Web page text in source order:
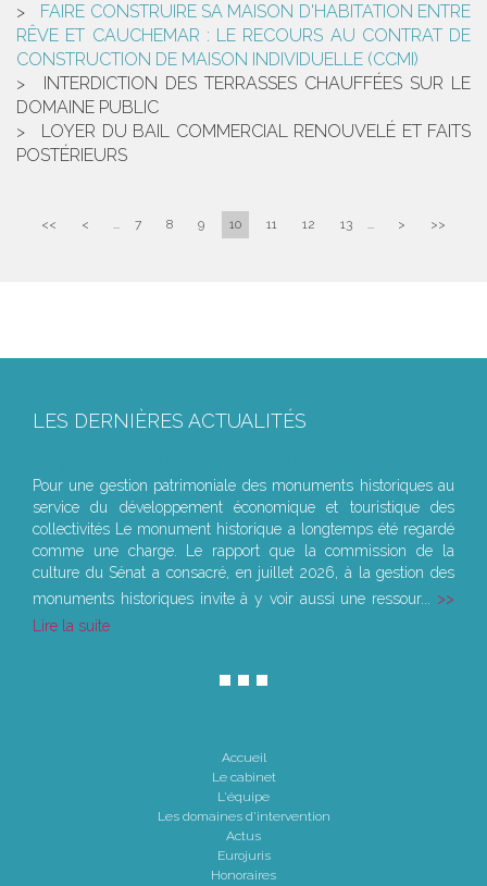
FAIRE CONSTRUIRE SA MAISON D'HABITATION ENTRE
RÊVE ET CAUCHEMAR : LE RECOURS AU CONTRAT DE
CONSTRUCTION DE MAISON INDIVIDUELLE (CCMI)
INTERDICTION DES TERRASSES CHAUFFÉES SUR LE
DOMAINE PUBLIC
LOYER DU BAIL COMMERCIAL RENOUVELÉ ET FAITS
POSTÉRIEURS
<< < ... 7 8 9 10 11 12 13 ... > >>
LES DERNIÈRES ACTUALITÉS
Pour une gestion patrimoniale des monuments historiques au
service du développement économique et touristique des
collectivités Le monument historique a longtemps été regardé
comme une charge. Le rapport que la commission de la
culture du Sénat a consacré, en juillet 2026, à la gestion des
monuments historiques invite à y voir aussi une ressour...
Lire la suite
Accueil
Le cabinet
L'équipe
Les domaines d'intervention
Actus
Eurojuris
Honoraires